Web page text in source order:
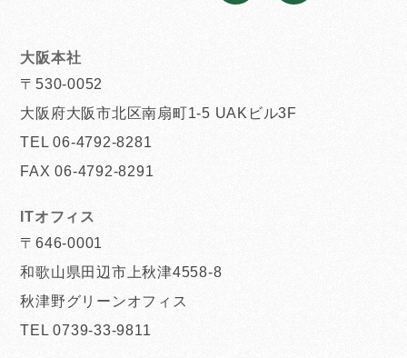
大阪本社
〒530-0052
大阪府大阪市北区南扇町1-5 UAKビル3F
TEL 06-4792-8281
FAX 06-4792-8291
ITオフィス
〒646-0001
和歌山県田辺市上秋津4558-8
秋津野グリーンオフィス
TEL 0739-33-9811